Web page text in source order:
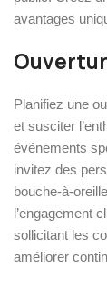
avantages
Planifiez une
et susciter
événements
invitez des
bouche-à-
l’engagement
sollicitant les
améliorer